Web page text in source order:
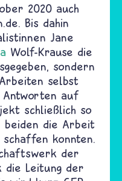
2020 auch
Bis dahin
Jane
Wolf-Krause die
sondern
selbst
Antworten auf
schließlich so
beiden die Arbeit
konnten.
der
die Leitung der